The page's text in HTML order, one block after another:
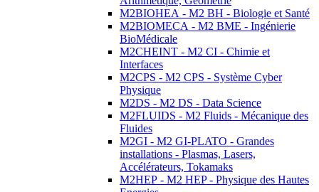
M2BIOHEA - M2 BH - Biologie et Santé
M2BIOMECA - M2 BME - Ingénierie
BioMédicale
M2CHEINT - M2 CI - Chimie et
Interfaces
M2CPS - M2 CPS - Système Cyber
Physique
M2DS - M2 DS - Data Science
M2FLUIDS - M2 Fluids - Mécanique des
Fluides
M2GI - M2 GI-PLATO - Grandes
installations - Plasmas, Lasers,
Accélérateurs, Tokamaks
M2HEP - M2 HEP - Physique des Hautes